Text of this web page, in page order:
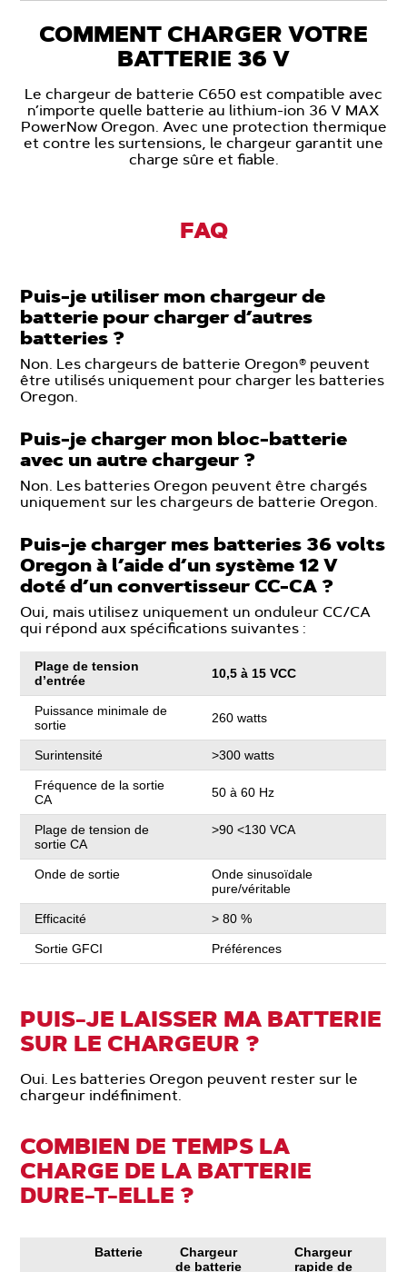
COMMENT CHARGER VOTRE
BATTERIE 36 V
Le chargeur de batterie C650 est compatible avec
n’importe quelle batterie au lithium-ion 36 V MAX
PowerNow Oregon. Avec une protection thermique
et contre les surtensions, le chargeur garantit une
charge sûre et fiable.
FAQ
Puis-je utiliser mon chargeur de
batterie pour charger d’autres
batteries ?
Non. Les chargeurs de batterie Oregon® peuvent
être utilisés uniquement pour charger les batteries
Oregon.
Puis-je charger mon bloc-batterie
avec un autre chargeur ?
Non. Les batteries Oregon peuvent être chargés
uniquement sur les chargeurs de batterie Oregon.
Puis-je charger mes batteries 36 volts
Oregon à l’aide d’un système 12 V
doté d’un convertisseur CC-CA ?
Oui, mais utilisez uniquement un onduleur CC/CA
qui répond aux spécifications suivantes :
Plage de tension
d’entrée
10,5 à 15 VCC
Puissance minimale de
sortie
260 watts
Surintensité >300 watts
Fréquence de la sortie
CA
50 à 60 Hz
Plage de tension de
sortie CA
>90 <130 VCA
Onde de sortie
Onde sinusoïdale
pure/véritable
Efficacité > 80 %
Sortie GFCI Préférences
PUIS-JE LAISSER MA BATTERIE
SUR LE CHARGEUR ?
Oui. Les batteries Oregon peuvent rester sur le
chargeur indéfiniment.
COMBIEN DE TEMPS LA
CHARGE DE LA BATTERIE
DURE-T-ELLE ?
Batterie
Chargeur
de batterie
Chargeur
rapide de